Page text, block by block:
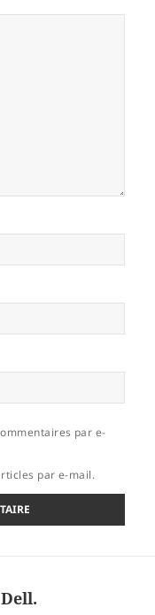
par e-
par e-mail.